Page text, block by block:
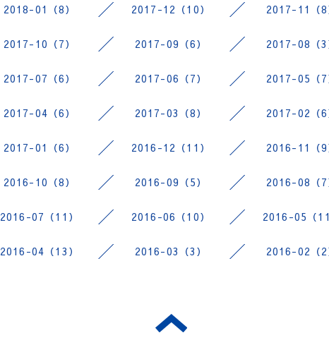
2018-01（8） 2017-12（10） 2017-11（8
2017-10（7） 2017-09（6） 2017-08（3
2017-07（6） 2017-06（7） 2017-05（7
2017-04（6） 2017-03（8） 2017-02（6
2017-01（6） 2016-12（11） 2016-11（9
2016-10（8） 2016-09（5） 2016-08（7
2016-07（11） 2016-06（10） 2016-05（11
2016-04（13） 2016-03（3） 2016-02（2